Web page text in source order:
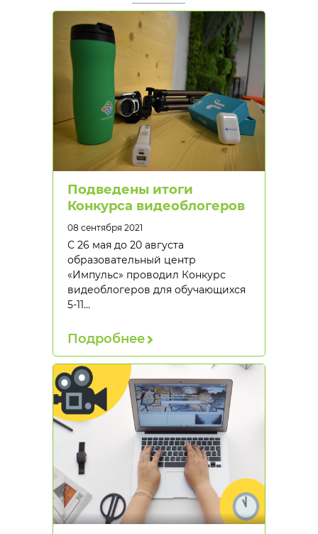
Подведены итоги
Конкурса видеоблогеров
08 сентября 2021
С 26 мая до 20 августа
образовательный центр
«Импульс» проводил Конкурс
видеоблогеров для обучающихся
5-11…
Подробнее